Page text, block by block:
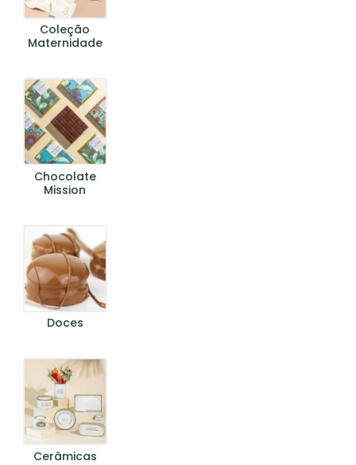
Nenhum produto no
Coleção
Maternidade
Chocolate
Mission
Doces
Cerâmicas